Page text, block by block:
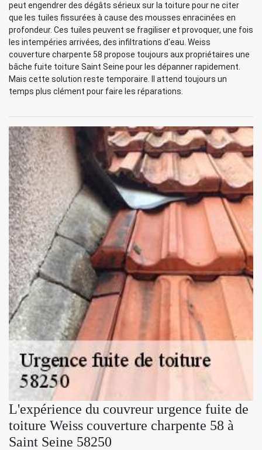
peut engendrer des dégâts sérieux sur la toiture pour ne citer
que les tuiles fissurées à cause des mousses enracinées en
profondeur. Ces tuiles peuvent se fragiliser et provoquer, une fois
les intempéries arrivées, des infiltrations d'eau. Weiss
couverture charpente 58 propose toujours aux propriétaires une
bâche fuite toiture Saint Seine pour les dépanner rapidement.
Mais cette solution reste temporaire. Il attend toujours un
temps plus clément pour faire les réparations.
L'expérience du couvreur urgence fuite de
toiture Weiss couverture charpente 58 à
Saint Seine 58250